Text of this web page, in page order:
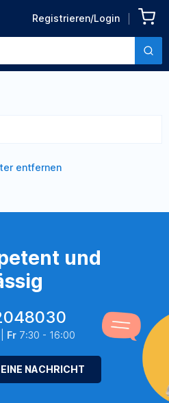
Registrieren/Login
entfernen
und
Fr7:30 - 16:00
NACHRICHT